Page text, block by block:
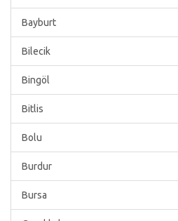
Bayburt
Bilecik
Bingöl
Bitlis
Bolu
Burdur
Bursa